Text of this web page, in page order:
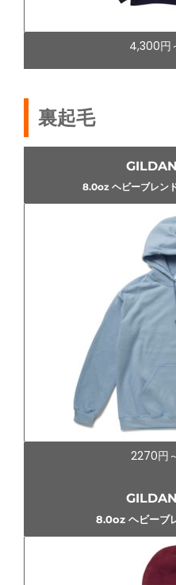
4,300円
裏起毛
8.0oz ヘビーブレン
2270円
8.0oz ヘビーブ